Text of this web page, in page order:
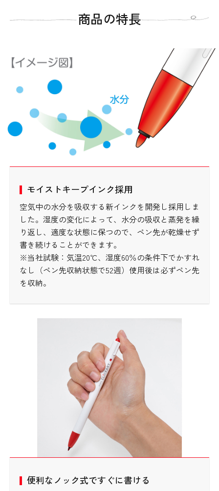
商品の特長
モイストキープインク採用
空気中の水分を吸収する新インクを開発し採用しま
した。湿度の変化によって、水分の吸収と蒸発を繰
り返し、適度な状態に保つので、ペン先が乾燥せず
書き続けることができます。
※当社試験：気温20℃、湿度60％の条件下でかすれ
なし（ペン先収納状態で52週）使用後は必ずペン先
を収納。
便利なノック式ですぐに書ける